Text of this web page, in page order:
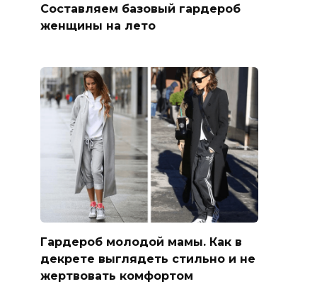
Составляем базовый гардероб
женщины на лето
Гардероб молодой мамы. Как в
декрете выглядеть стильно и не
жертвовать комфортом